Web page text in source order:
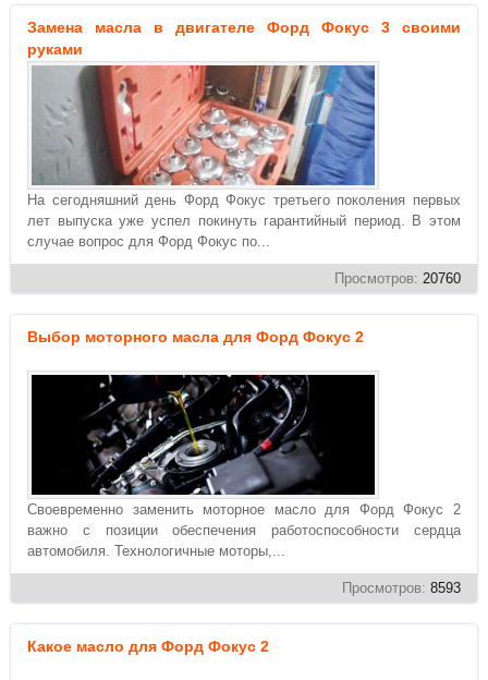
Замена масла в двигателе Форд Фокус 3 своими
руками
На сегодняшний день Форд Фокус третьего поколения первых
лет выпуска уже успел покинуть гарантийный период. В этом
случае вопрос для Форд Фокус по...
Просмотров: 20760
Выбор моторного масла для Форд Фокус 2
Своевременно заменить моторное масло для Форд Фокус 2
важно с позиции обеспечения работоспособности сердца
автомобиля. Технологичные моторы,...
Просмотров: 8593
Какое масло для Форд Фокус 2